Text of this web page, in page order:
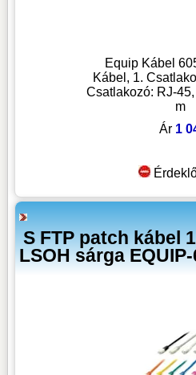
Equip Kábel
Kábel, 1.
Csatlakozó: RJ-
m
Ár 1
S FTP patch kábel
LSOH sárga